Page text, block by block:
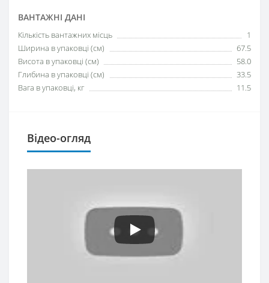
ВАНТАЖНІ ДАНІ
Кількість вантажних місць
1
Ширина в упаковці (см)
67.5
Висота в упаковці (см)
58.0
Глибина в упаковці (см)
33.5
Вага в упаковці, кг
11.5
Відео-огляд